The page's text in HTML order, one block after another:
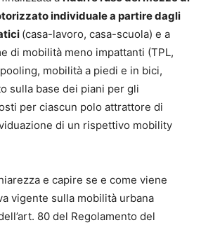
individuale a partire dagli
(casa-lavoro, casa-scuola) e a
di mobilità meno impattanti (TPL,
mobilità a piedi e in bici,
sulla base dei piani per gli
per ciascun polo attrattore di
di un rispettivo mobility
e capire se e come viene
vigente sulla mobilità urbana
80 del Regolamento del